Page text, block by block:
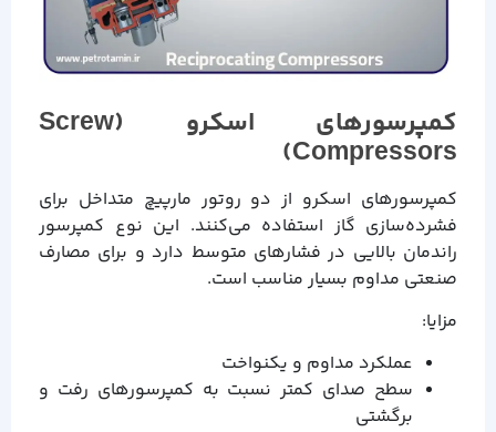
کمپرسورهای اسکرو (Screw
Compressors)
کمپرسورهای اسکرو از دو روتور مارپیچ متداخل برای
فشرده‌سازی گاز استفاده می‌کنند. این نوع کمپرسور
راندمان بالایی در فشارهای متوسط دارد و برای مصارف
صنعتی مداوم بسیار مناسب است.
مزایا:
عملکرد مداوم و یکنواخت
سطح صدای کمتر نسبت به کمپرسورهای رفت و
برگشتی